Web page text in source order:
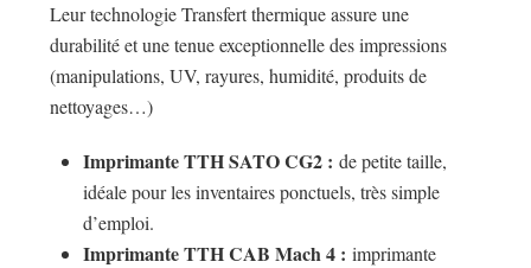
Leur technologie Transfert thermique assure une
durabilité et une tenue exceptionnelle des impressions
(manipulations, UV, rayures, humidité, produits de
nettoyages…)
Imprimante TTH SATO CG2 : de petite taille,
idéale pour les inventaires ponctuels, très simple
d’emploi.
Imprimante TTH CAB Mach 4 : imprimante